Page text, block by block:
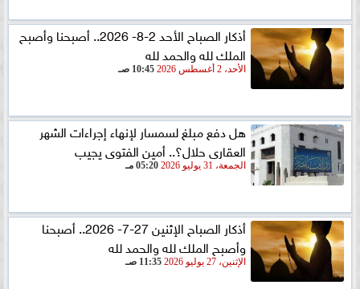
أذكار الصباح الأحد 2-8- 2026.. أصبحنا وأصبح
الملك لله والحمد لله
الأحد، 2 أغسطس 2026 10:45 صـ
هل دفع مبلغ لسمسار لإنهاء إجراءات الشهر
العقارى حلال؟.. أمين الفتوى يجيب
الجمعة، 31 يوليو 2026 05:20 مـ
أذكار الصباح الإثنين 27-7- 2026.. أصبحنا
وأصبح الملك لله والحمد لله
الإثنين، 27 يوليو 2026 11:35 صـ